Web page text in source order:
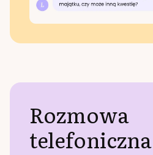
Rozmowa
telefoniczna